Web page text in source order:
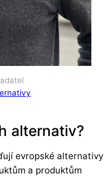
alternativ?
evropské alternativy
a produktům